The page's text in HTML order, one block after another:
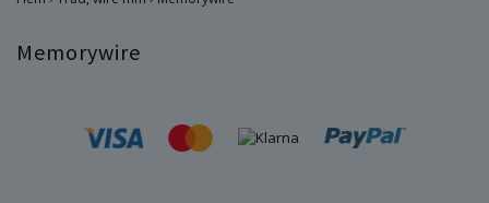
Memorywire